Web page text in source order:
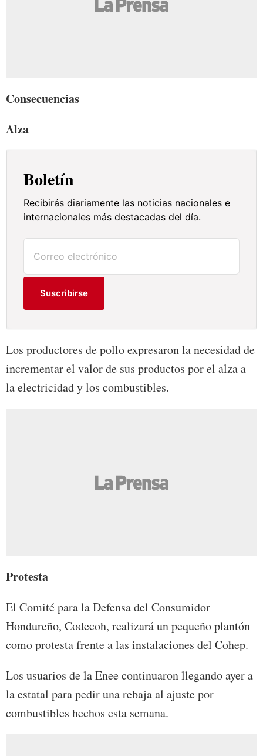
Consecuencias
Alza
Boletín
Recibirás diariamente las noticias nacionales e
internacionales más destacadas del día.
Suscribirse
Los productores de pollo expresaron la necesidad de
incrementar el valor de sus productos por el alza a
la electricidad y los combustibles.
Protesta
El Comité para la Defensa del Consumidor
Hondureño, Codecoh, realizará un pequeño plantón
como protesta frente a las instalaciones del Cohep.
Los usuarios de la Enee continuaron llegando ayer a
la estatal para pedir una rebaja al ajuste por
combustibles hechos esta semana.